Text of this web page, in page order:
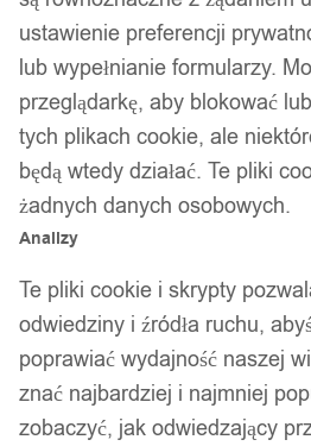
ustawienie preferencji
lub wypełnianie formularzy.
przeglądarkę, aby blokować
tych plikach cookie, ale
będą wtedy działać. Te pliki
żadnych danych osobowych.
Analizy
Te pliki cookie i skrypty
odwiedziny i źródła ruchu,
poprawiać wydajność naszej
znać najbardziej i najmniej
zobaczyć, jak odwiedzający